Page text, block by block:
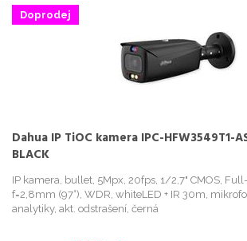
Dahua IP TiOC kamera IPC-HFW3549T1-
BLACK
IP kamera, bullet, 5Mpx, 20fps, 1/2,7" CMOS, Full-
f=2,8mm (97°), WDR, whiteLED + IR 30m,
analytiky, akt. odstrašení, černá
Doprodej